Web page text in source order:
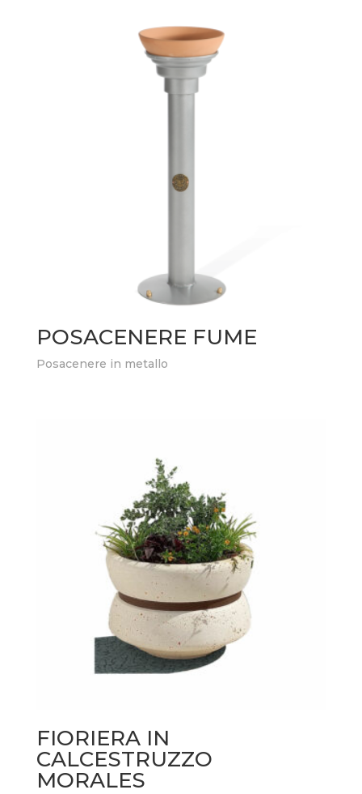
POSACENERE FUME
Posacenere in metallo
FIORIERA IN
CALCESTRUZZO
MORALES